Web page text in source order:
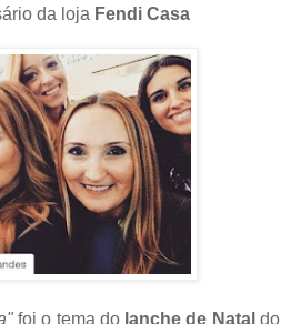
da loja Fendi Casa
foi o tema do lanche de Natal do